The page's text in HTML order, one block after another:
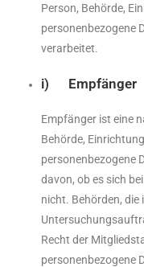
Person, Behörde,
personenbezogene
verarbeitet.
i) Empfänger
Empfänger ist eine
Behörde,
personenbezogene
davon, ob es sich
nicht. Behörden, die
Recht der
personenbezogene